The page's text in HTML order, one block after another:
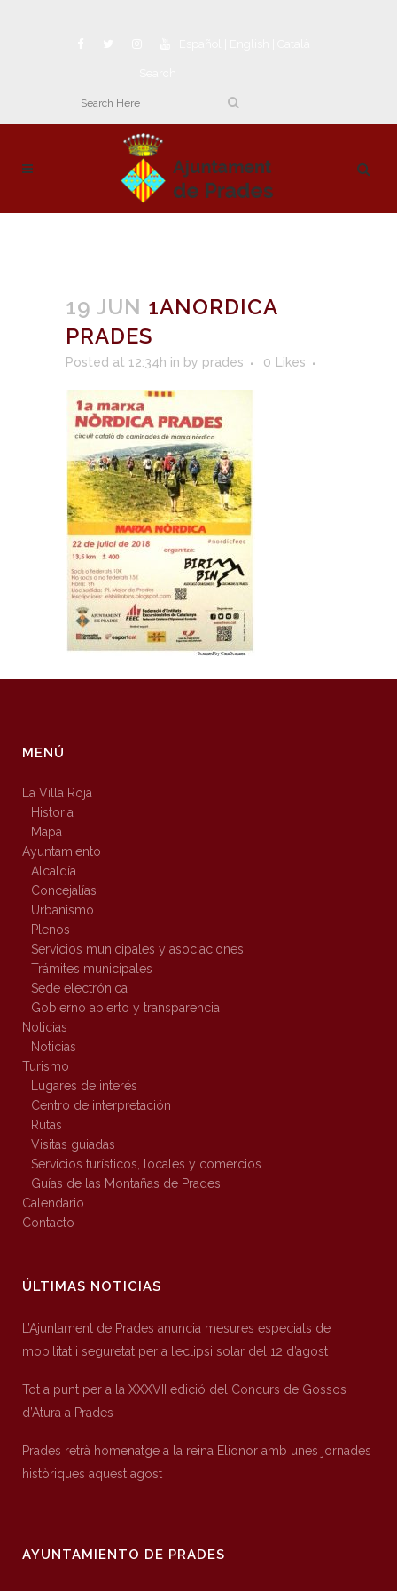
19 JUN 1ANORDICA
PRADES
Posted at 12:34h in by prades 0 Likes
MENÚ
La Villa Roja
Historia
Mapa
Ayuntamiento
Alcaldía
Concejalías
Urbanismo
Plenos
Servicios municipales y asociaciones
Trámites municipales
Sede electrónica
Gobierno abierto y transparencia
Noticias
Noticias
Turismo
Lugares de interés
Centro de interpretación
Rutas
Visitas guiadas
Servicios turísticos, locales y comercios
Guías de las Montañas de Prades
Calendario
Contacto
ÚLTIMAS NOTICIAS
L’Ajuntament de Prades anuncia mesures especials de
mobilitat i seguretat per a l’eclipsi solar del 12 d’agost
Tot a punt per a la XXXVII edició del Concurs de Gossos
d’Atura a Prades
Prades retrà homenatge a la reina Elionor amb unes jornades
històriques aquest agost
AYUNTAMIENTO DE PRADES